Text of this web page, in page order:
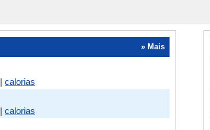
» Mais
| calorias
| calorias